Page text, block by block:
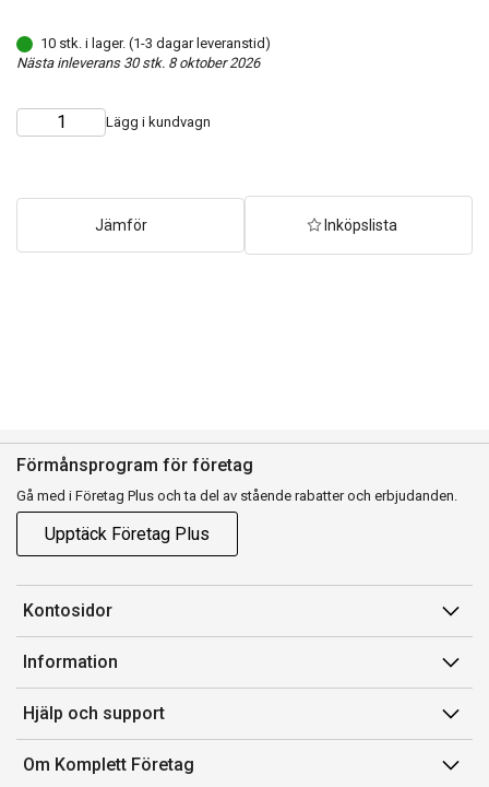
10 stk. i lager. (1-3 dagar leveranstid)
Nästa inleverans 30 stk. 8 oktober 2026
Choose
Quantity Lägg i kundvagn
Jämför Inköpslista
Förmånsprogram för företag
Gå med i Företag Plus och ta del av stående rabatter och erbjudanden.
Upptäck Företag Plus
Kontosidor
Mina sidor
Orderhistorik
Fakturor & Kvitton
Inköpslistor
Information
Försäljningsvillkor
Villkor för Komplett Företag Plus
Felsökning & guider
Hjälp och support
Kontakta oss
Om Komplett Företag